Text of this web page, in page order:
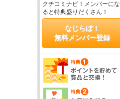
クチコミナビ！メンバーにな
ると特典盛りだくさん！
なじらぼ！
無料メンバー登録